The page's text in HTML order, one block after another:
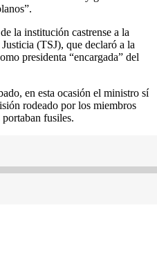
la institución castrense a la
(TSJ), que declaró a la
presidenta “encargada” del
en esta ocasión el ministro sí
rodeado por los miembros
fusiles.